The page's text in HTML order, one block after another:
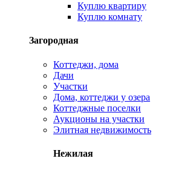
Куплю квартиру
Куплю комнату
Загородная
Коттеджи, дома
Дачи
Участки
Дома, коттеджи у озера
Коттеджные поселки
Аукционы на участки
Элитная недвижимость
Нежилая